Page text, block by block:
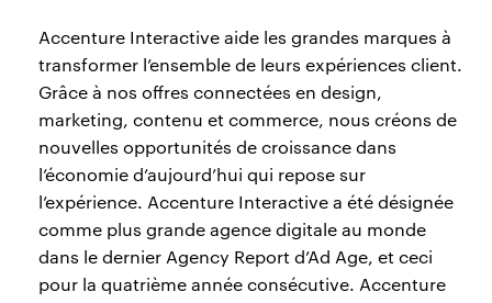
Accenture Interactive aide les grandes marques à
transformer l’ensemble de leurs expériences client.
Grâce à nos offres connectées en design,
marketing, contenu et commerce, nous créons de
nouvelles opportunités de croissance dans
l’économie d’aujourd’hui qui repose sur
l’expérience. Accenture Interactive a été désignée
comme plus grande agence digitale au monde
dans le dernier Agency Report d’Ad Age, et ceci
pour la quatrième année consécutive. Accenture